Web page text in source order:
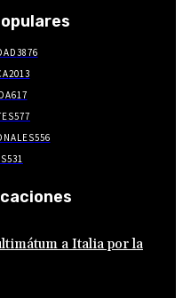
3876
2013
617
577
556
531
a Italia por la